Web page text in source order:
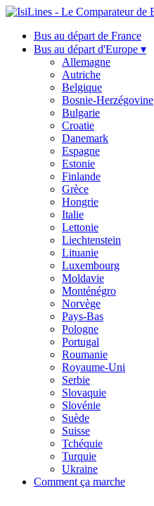
Bus au départ de France
Bus au départ d'Europe ▾
Allemagne
Autriche
Belgique
Bosnie-Herzégovine
Bulgarie
Croatie
Danemark
Espagne
Estonie
Finlande
Grèce
Hongrie
Italie
Lettonie
Liechtenstein
Lituanie
Luxembourg
Moldavie
Monténégro
Norvège
Pays-Bas
Pologne
Portugal
Roumanie
Royaume-Uni
Serbie
Slovaquie
Slovénie
Suède
Suisse
Tchéquie
Turquie
Ukraine
Comment ça marche